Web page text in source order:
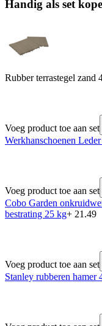
Handig als set
Rubber terrastegel zand
Voeg product toe aan set
Werkhanschoenen
Voeg product toe aan set
Cobo Garden
bestrating 25 kg+ 21.49
Voeg product toe aan set
Stanley rubberen hamer